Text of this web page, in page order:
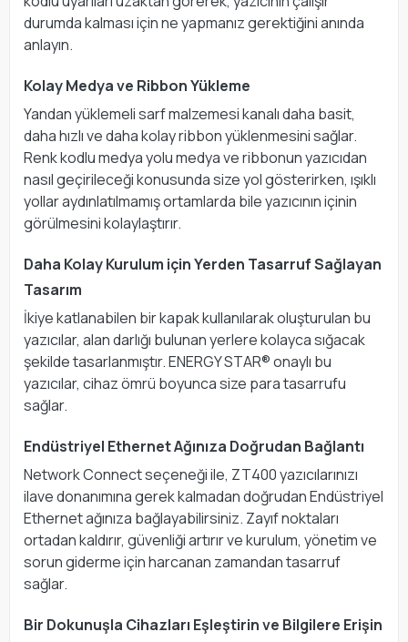
durumda kalması için ne yapmanız gerektiğini anında
anlayın.
Kolay Medya ve Ribbon Yükleme
Yandan yüklemeli sarf malzemesi kanalı daha basit,
daha hızlı ve daha kolay ribbon yüklenmesini sağlar.
Renk kodlu medya yolu medya ve ribbonun yazıcıdan
nasıl geçirileceği konusunda size yol gösterirken, ışıklı
yollar aydınlatılmamış ortamlarda bile yazıcının içinin
görülmesini kolaylaştırır.
Daha Kolay Kurulum için Yerden Tasarruf Sağlayan
Tasarım
İkiye katlanabilen bir kapak kullanılarak oluşturulan bu
yazıcılar, alan darlığı bulunan yerlere kolayca sığacak
şekilde tasarlanmıştır. ENERGY STAR® onaylı bu
yazıcılar, cihaz ömrü boyunca size para tasarrufu
sağlar.
Endüstriyel Ethernet Ağınıza Doğrudan Bağlantı
Network Connect seçeneği ile, ZT400 yazıcılarınızı
ilave donanımına gerek kalmadan doğrudan Endüstriyel
Ethernet ağınıza bağlayabilirsiniz. Zayıf noktaları
ortadan kaldırır, güvenliği artırır ve kurulum, yönetim ve
sorun giderme için harcanan zamandan tasarruf
sağlar.
Bir Dokunuşla Cihazları Eşleştirin ve Bilgilere Erişin